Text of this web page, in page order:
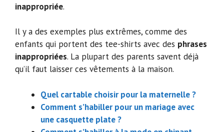
inappropriée.
Il y a des exemples plus extrêmes, comme des
enfants qui portent des tee-shirts avec des phrases
inappropriées. La plupart des parents savent déjà
qu’il faut laisser ces vêtements à la maison.
Quel cartable choisir pour la maternelle ?
Comment s’habiller pour un mariage avec
une casquette plate ?